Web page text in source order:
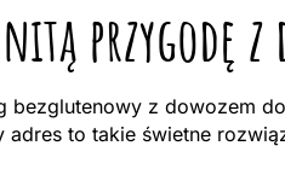
przygodę
bezglutenowy z dowozem
to takie świetne